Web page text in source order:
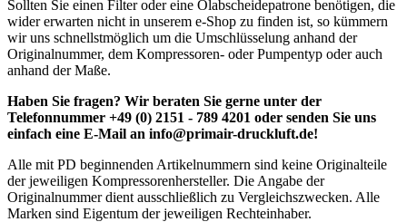
Sollten Sie einen Filter oder eine Ölabscheidepatrone benötigen, die
wider erwarten nicht in unserem e-Shop zu finden ist, so kümmern
wir uns schnellstmöglich um die Umschlüsselung anhand der
Originalnummer, dem Kompressoren- oder Pumpentyp oder auch
anhand der Maße.
Haben Sie fragen? Wir beraten Sie gerne unter der
Telefonnummer +49 (0) 2151 - 789 4201 oder senden Sie uns
einfach eine E-Mail an info@primair-druckluft.de!
Alle mit PD beginnenden Artikelnummern sind keine Originalteile
der jeweiligen Kompressorenhersteller. Die Angabe der
Originalnummer dient ausschließlich zu Vergleichszwecken. Alle
Marken sind Eigentum der jeweiligen Rechteinhaber.